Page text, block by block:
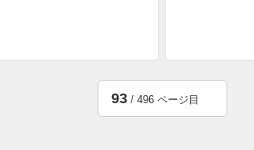
93/ 496 ページ目